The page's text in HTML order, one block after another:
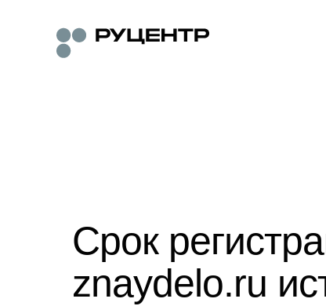
Срок
znaydelo.ru